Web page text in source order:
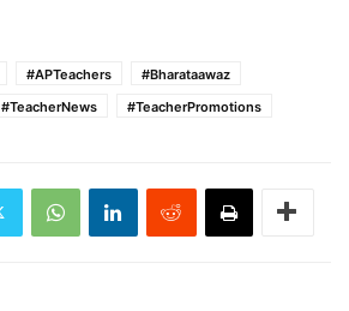
#APTeachers
#Bharataawaz
#TeacherNews #TeacherPromotions